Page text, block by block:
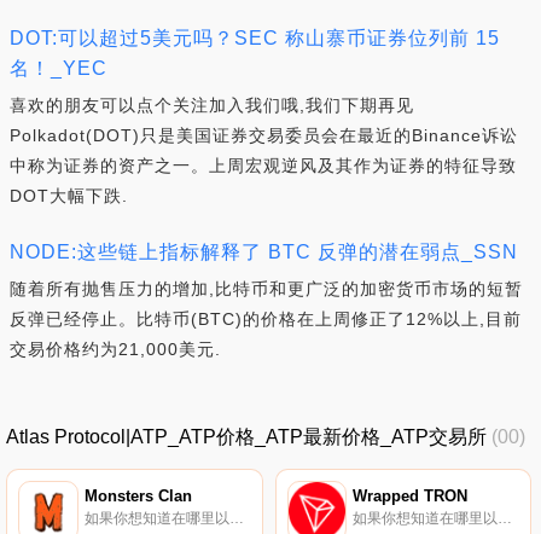
DOT:可以超过5美元吗？SEC 称山寨币证券位列前 15
名！_YEC
喜欢的朋友可以点个关注加入我们哦,我们下期再见
Polkadot(DOT)只是美国证券交易委员会在最近的Binance诉讼
中称为证券的资产之一。上周宏观逆风及其作为证券的特征导致
DOT大幅下跌.
NODE:这些链上指标解释了 BTC 反弹的潜在弱点_SSN
随着所有抛售压力的增加,比特币和更广泛的加密货币市场的短暂
反弹已经停止。比特币(BTC)的价格在上周修正了12%以上,目前
交易价格约为21,000美元.
Atlas Protocol|ATP_ATP价格_ATP最新价格_ATP交易所 (00)
Monsters Clan
如果你想知道在哪里以当前价格购买Monsters Clan,目前交易{Monsters Clan]股票的顶级加密货币交易所是BitMart、Gate.io、PancakeSwap（V2）和DODO（BSC）。您可以在我们的加密货币交易所页面上找到其他列表.
Wrapped TRON
如果你想知道在哪里以当前价格购买Wrapped TRON,目前交易{Wrapped TRON]股票的顶级加密货币交易所是Sunswap V2。您可以在我们的加密货币交易所页面上找到其他列表.